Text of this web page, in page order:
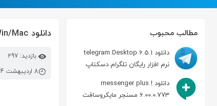
مطالب محبوب
دانلود telegram Desktop 6.5.1
نرم افزار رایگان تلگرام دسکتاپ
دانلود messenger plus !
6.00.0.773 مسنجر مایکروسافت
دانلود navicat for postgresql enterprise 16.1.15 Win/Mac مدیریت دیتابیس
بازدید: 297
8 اردیبهشت 1404 در 8:46 ق.ظ